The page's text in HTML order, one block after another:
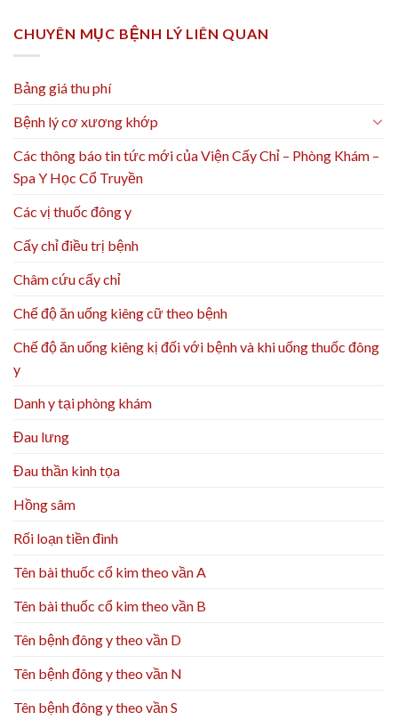
CHUYÊN MỤC BỆNH LÝ LIÊN QUAN
Bảng giá thu phí
Bệnh lý cơ xương khớp
Các thông báo tin tức mới của Viện Cấy Chỉ – Phòng Khám –
Spa Y Học Cổ Truyền
Các vị thuốc đông y
Cấy chỉ điều trị bệnh
Châm cứu cấy chỉ
Chế độ ăn uống kiêng cữ theo bệnh
Chế độ ăn uống kiêng kị đối với bệnh và khi uống thuốc đông
y
Danh y tại phòng khám
Đau lưng
Đau thần kinh tọa
Hồng sâm
Rối loạn tiền đình
Tên bài thuốc cổ kim theo vần A
Tên bài thuốc cổ kim theo vần B
Tên bệnh đông y theo vần D
Tên bệnh đông y theo vần N
Tên bệnh đông y theo vần S